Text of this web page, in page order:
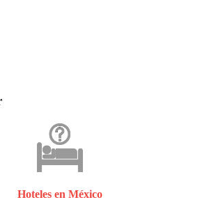
Hoteles en México